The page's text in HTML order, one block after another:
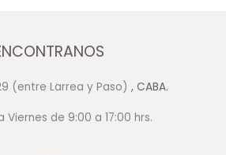
(entre Larrea y Paso) , CABA.
Viernes de 9:00 a 17:00 hrs.